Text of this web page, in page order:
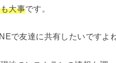
大事です。
で友達に共有したいですよね